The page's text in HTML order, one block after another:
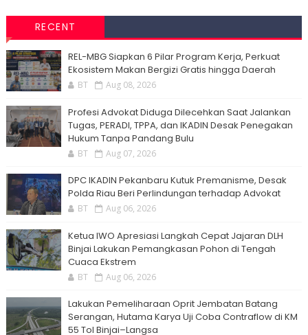
RECENT
‎REL-MBG Siapkan 6 Pilar Program Kerja, Perkuat
Ekosistem Makan Bergizi Gratis hingga Daerah
BT Aug 08, 2026
Profesi Advokat Diduga Dilecehkan Saat Jalankan
Tugas, PERADI, TPPA, dan IKADIN Desak Penegakan
Hukum Tanpa Pandang Bulu
BT Aug 07, 2026
DPC IKADIN Pekanbaru Kutuk Premanisme, Desak
Polda Riau Beri Perlindungan terhadap Advokat
BT Aug 06, 2026
Ketua IWO Apresiasi Langkah Cepat Jajaran DLH
Binjai Lakukan Pemangkasan Pohon di Tengah
Cuaca Ekstrem
BT Aug 06, 2026
Lakukan Pemeliharaan Oprit Jembatan Batang
Serangan, Hutama Karya Uji Coba Contraflow di KM
55 Tol Binjai–Langsa